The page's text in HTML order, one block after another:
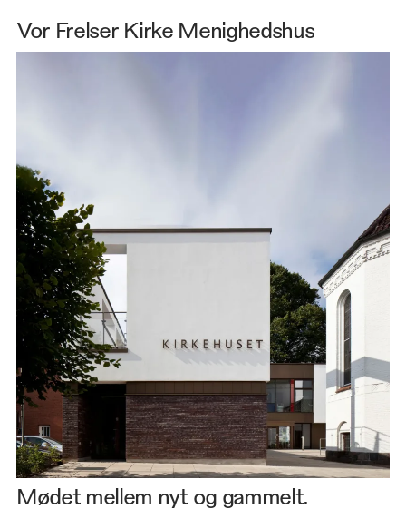
Vor Frelser Kirke Menighedshus
Mødet mellem nyt og gammelt.